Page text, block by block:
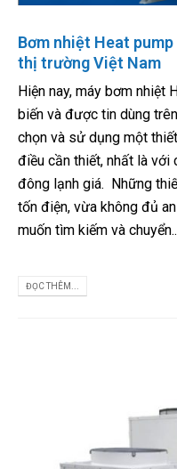
Bơm nhiệt Heat
thị trường Việt Nam
Hiện nay, máy bơm nhiệt
biến và được tin dùng
chọn và sử dụng một
điều cần thiết, nhất là với
đông lạnh giá. Những
tốn điện, vừa không đủ
muốn tìm kiếm và
ĐỌC THÊM...